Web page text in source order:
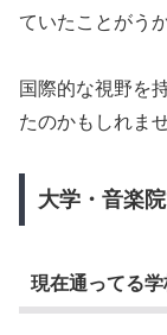
ていたことがう
国際的な視野を
たのかもしれませ
大学・音楽
現在通ってる学